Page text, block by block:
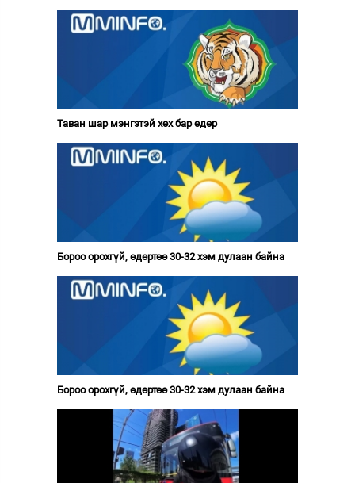
Таван шар мэнгэтэй хөх бар өдөр
Бороо орохгүй, өдөртөө 30-32 хэм дулаан байна
Бороо орохгүй, өдөртөө 30-32 хэм дулаан байна